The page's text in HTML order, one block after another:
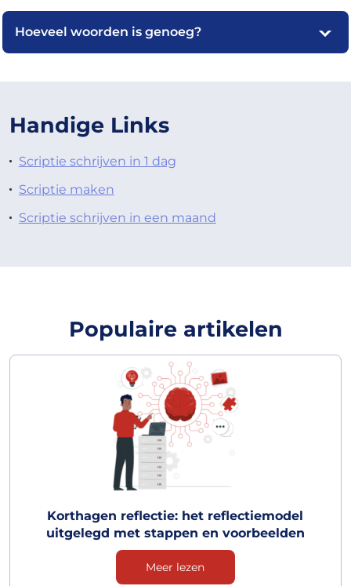
Hoeveel woorden is genoeg?
Handige Links
Scriptie schrijven in 1 dag
Scriptie maken
Scriptie schrijven in een maand
Populaire artikelen
Korthagen reflectie: het reflectiemodel
uitgelegd met stappen en voorbeelden
Meer lezen